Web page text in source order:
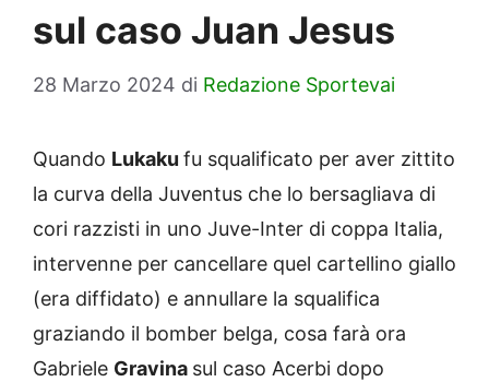
sul caso Juan Jesus
28 Marzo 2024 di Redazione Sportevai
Quando Lukaku fu squalificato per aver zittito
la curva della Juventus che lo bersagliava di
cori razzisti in uno Juve-Inter di coppa Italia,
intervenne per cancellare quel cartellino giallo
(era diffidato) e annullare la squalifica
graziando il bomber belga, cosa farà ora
Gabriele Gravina sul caso Acerbi dopo